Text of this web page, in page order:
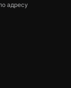
адресу